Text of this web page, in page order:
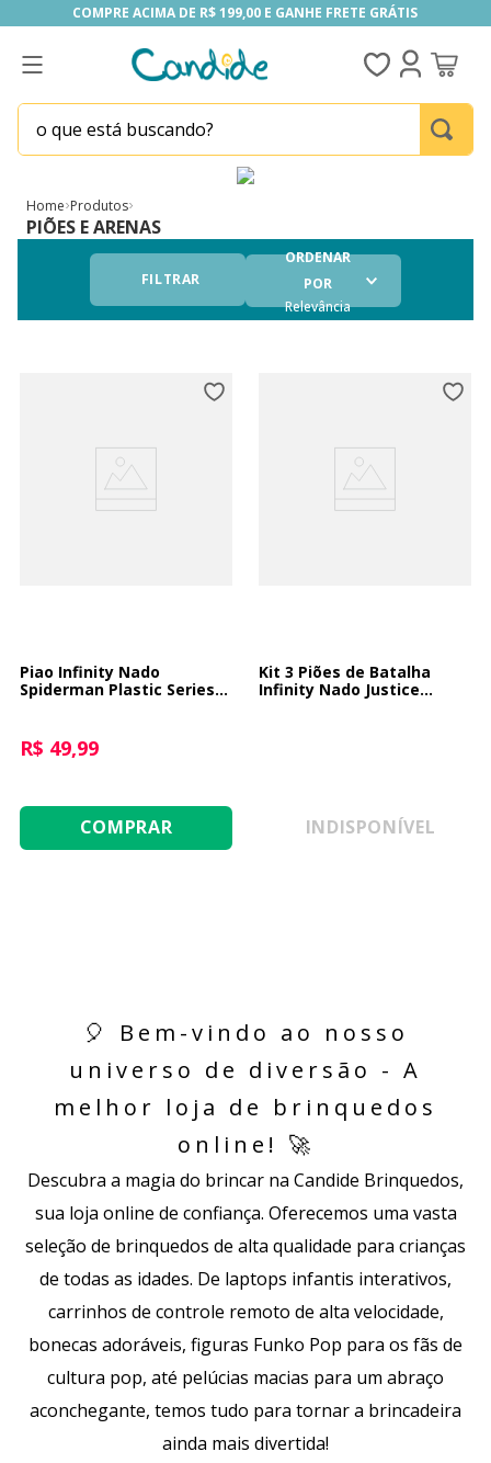
COMPRE ACIMA DE R$ 199,00 E GANHE FRETE GRÁTIS
COMPRE ACIMA DE R$ 199,00 E GANHE FRETE GRÁTIS
o que está buscando?
Home Produtos
PIÕES E ARENAS
FILTRAR
ORDENAR
POR
Relevância
Piao Infinity Nado
Spiderman Plastic Series -
R$ 49,99
COMPRAR
Kit 3 Piões de Batalha
Infinity Nado Justice
INDISPONÍVEL
🎈 Bem-vindo ao nosso
universo de diversão - A
melhor loja de brinquedos
online! 🚀
Descubra a magia do brincar na Candide Brinquedos,
sua loja online de confiança. Oferecemos uma vasta
seleção de brinquedos de alta qualidade para crianças
de todas as idades. De laptops infantis interativos,
carrinhos de controle remoto de alta velocidade,
bonecas adoráveis, figuras Funko Pop para os fãs de
cultura pop, até pelúcias macias para um abraço
aconchegante, temos tudo para tornar a brincadeira
ainda mais divertida!
TERMOS MAIS BUSCADOS
2º
fill the fridge
3º
mini brands
4º
funko
x-shot red
9º